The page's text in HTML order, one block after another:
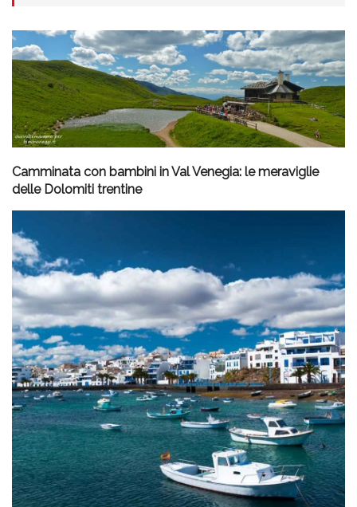
Camminata con bambini in Val Venegia: le meraviglie
delle Dolomiti trentine